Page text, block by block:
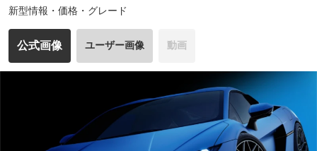
新型情報・価格・グレード
公式画像 ユーザー画像 動画